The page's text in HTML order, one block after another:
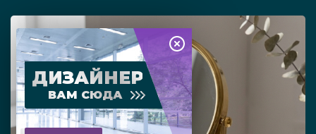
ДИЗАЙНЕР
ВАМ СЮДА